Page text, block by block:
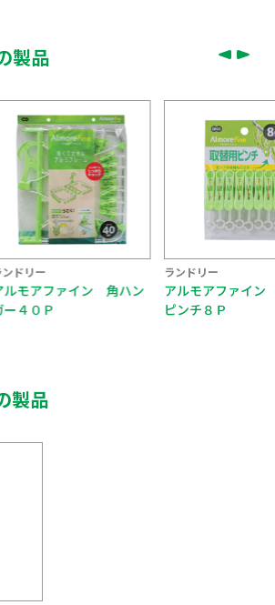
製品
ンドリー
ルモアファイン 角ハン
ー４０Ｐ
ランドリー
アルモアファイ
ピンチ８Ｐ
製品